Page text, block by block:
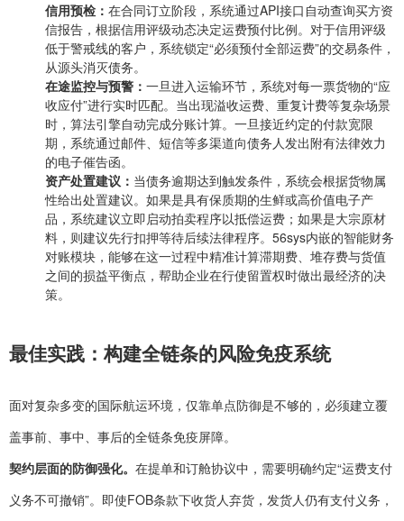
信用预检： 在合同订立阶段，系统通过API接口自动查询买方资
信报告，根据信用评级动态决定运费预付比例。对于信用评级
低于警戒线的客户，系统锁定“必须预付全部运费”的交易条件，
从源头消灭债务。
在途监控与预警： 一旦进入运输环节，系统对每一票货物的“应
收应付”进行实时匹配。当出现溢收运费、重复计费等复杂场景
时，算法引擎自动完成分账计算。一旦接近约定的付款宽限
期，系统通过邮件、短信等多渠道向债务人发出附有法律效力
的电子催告函。
资产处置建议： 当债务逾期达到触发条件，系统会根据货物属
性给出处置建议。如果是具有保质期的生鲜或高价值电子产
品，系统建议立即启动拍卖程序以抵偿运费；如果是大宗原材
料，则建议先行扣押等待后续法律程序。56sys内嵌的智能财务
对账模块，能够在这一过程中精准计算滞期费、堆存费与货值
之间的损益平衡点，帮助企业在行使留置权时做出最经济的决
策。
最佳实践：构建全链条的风险免疫系统
面对复杂多变的国际航运环境，仅靠单点防御是不够的，必须建立覆
盖事前、事中、事后的全链条免疫屏障。
契约层面的防御强化。 在提单和订舱协议中，需要明确约定“运费支付
义务不可撤销”。即使FOB条款下收货人弃货，发货人仍有支付义务，